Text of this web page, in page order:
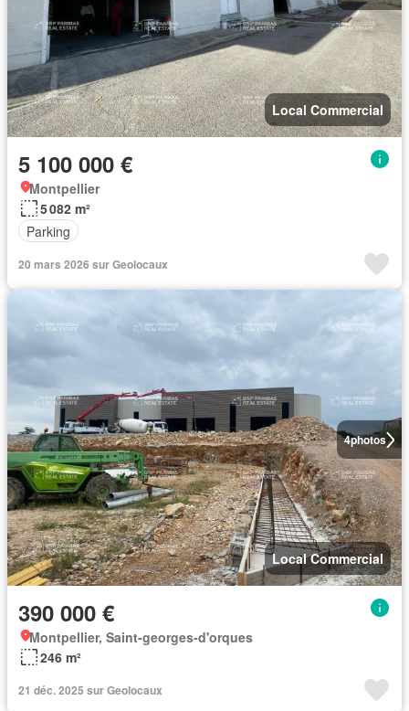
Local Commercial
5 100 000 €
Montpellier
5 082 m²
Parking
20 mars 2026 sur Geolocaux
4photos
Local Commercial
390 000 €
Montpellier, Saint-georges-d'orques
246 m²
21 déc. 2025 sur Geolocaux